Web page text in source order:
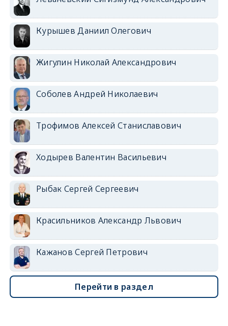
Курышев Даниил Олегович
Жигулин Николай Александрович
Соболев Андрей Николаевич
Трофимов Алексей Станиславович
Ходырев Валентин Васильевич
Рыбак Сергей Сергеевич
Красильников Александр Львович
Кажанов Сергей Петрович
Перейти в раздел